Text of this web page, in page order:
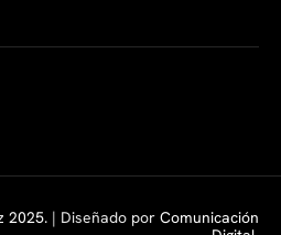
2025. | Diseñado por Comunicación